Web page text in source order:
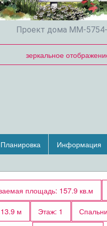
Проект дома MM-
зеркальное
Планировка Информация
площадь: 157.9 кв.м
м
Этаж: 1